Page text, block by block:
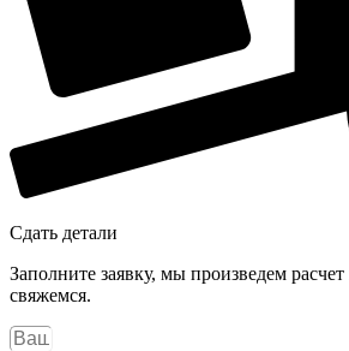
Сдать детали
Заполните заявку, мы произведем
свяжемся.